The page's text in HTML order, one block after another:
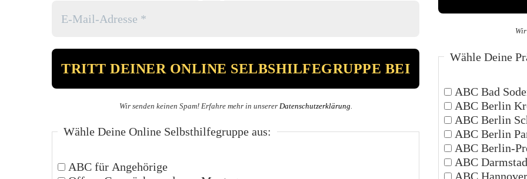
Wir senden keinen Spam! Erfahre mehr in unserer Datenschutzerklärung
Wähle Deine Online Selbsthilfegruppe aus:
ABC für Angehörige
Wähle Deine
ABC Bad
ABC Berlin
ABC Berlin
ABC Berlin
ABC Berlin-
ABC
ABC